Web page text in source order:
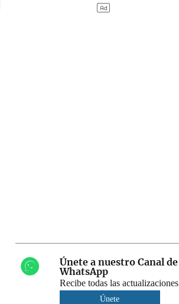
Únete a nuestro Canal de
WhatsApp
Recibe todas las actualizaciones
Únete